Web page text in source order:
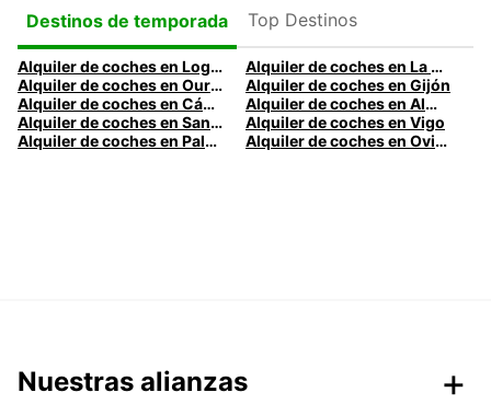
Destinos de temporada
Top Destinos
Alquiler de coches en Logroño
Alquiler de coches en La Coruña
Alquiler de coches en Ourense
Alquiler de coches en Gijón
Alquiler de coches en Cádiz
Alquiler de coches en Almería
Alquiler de coches en Santander
Alquiler de coches en Vigo
Alquiler de coches en Palma
Alquiler de coches en Oviedo
Nuestras alianzas